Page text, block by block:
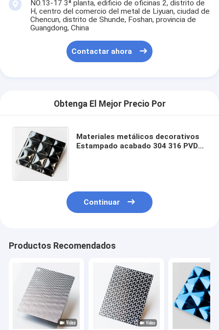
NO.13-17 3ª planta, edificio de oficinas 2, distrito de
H, centro del comercio del metal de Liyuan, ciudad de
Chencun, distrito de Shunde, Foshan, provincia de
Guangdong, China
Contactar ahora
Obtenga El Mejor Precio Por
Materiales metálicos decorativos
Estampado acabado 304 316 PVD
Continuar
Productos Recomendados